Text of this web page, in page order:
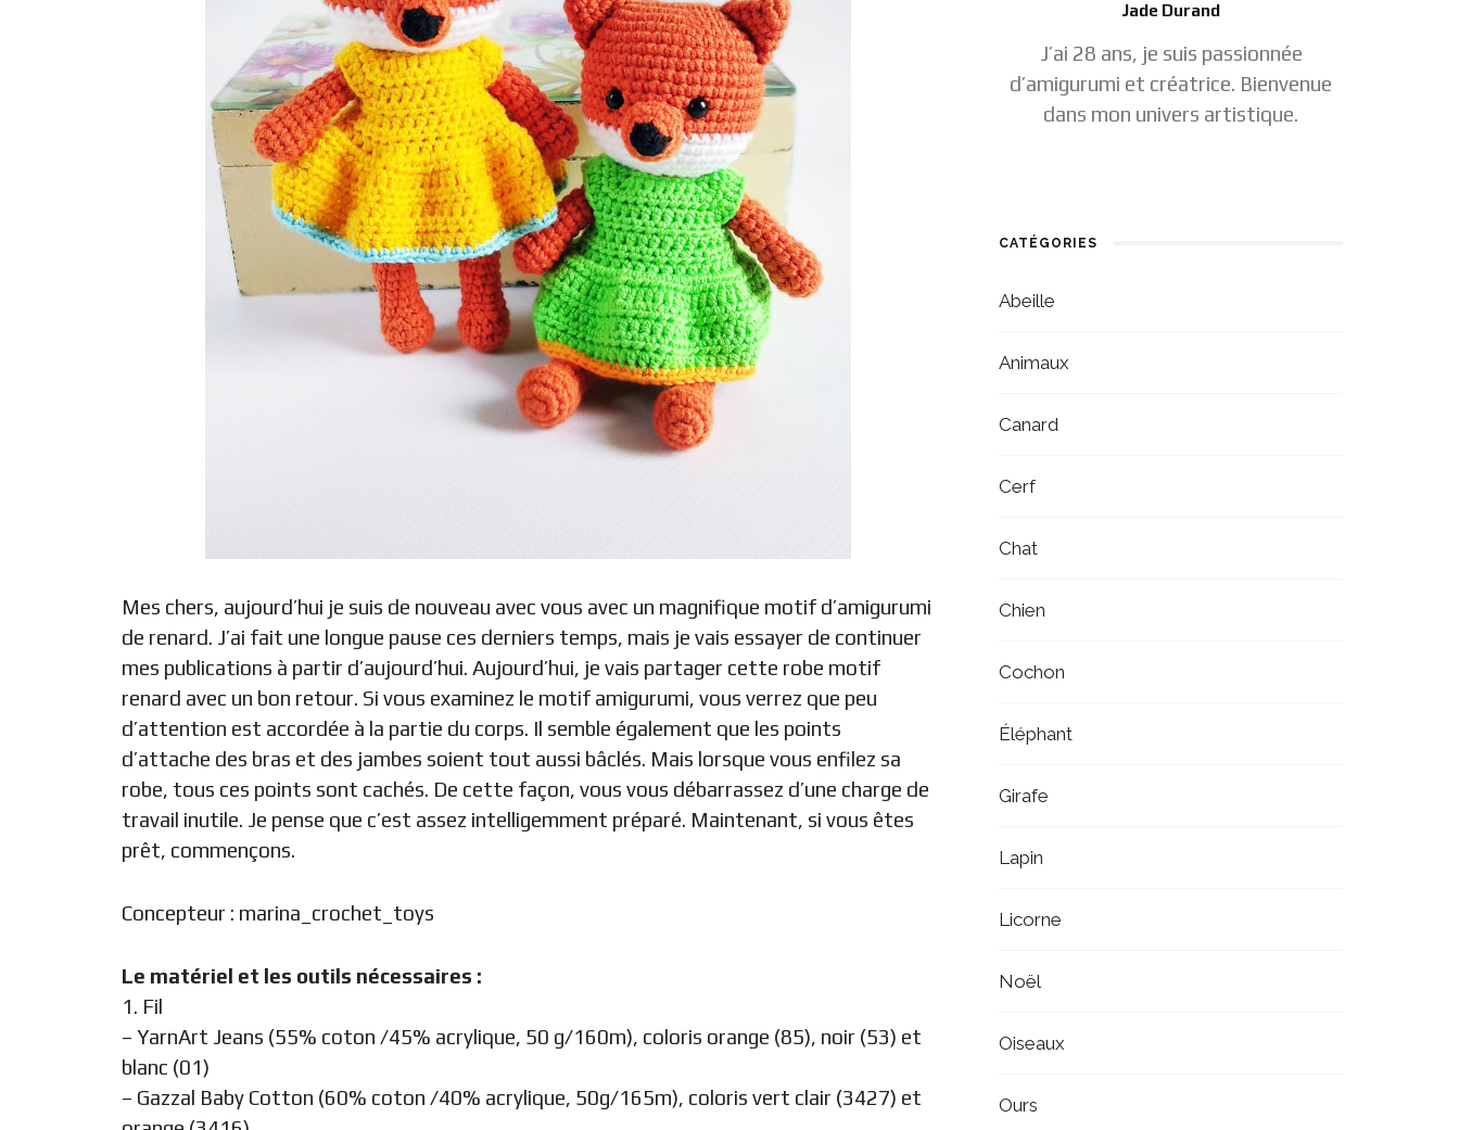
Mes chers, aujourd’hui je suis de nouveau avec vous avec un magnifique motif d’amigurumi
de renard. J’ai fait une longue pause ces derniers temps, mais je vais essayer de continuer
mes publications à partir d’aujourd’hui. Aujourd’hui, je vais partager cette robe motif
renard avec un bon retour. Si vous examinez le motif amigurumi, vous verrez que peu
d’attention est accordée à la partie du corps. Il semble également que les points
d’attache des bras et des jambes soient tout aussi bâclés. Mais lorsque vous enfilez sa
robe, tous ces points sont cachés. De cette façon, vous vous débarrassez d’une charge de
travail inutile. Je pense que c’est assez intelligemment préparé. Maintenant, si vous êtes
prêt, commençons.
Concepteur : marina_crochet_toys
Le matériel et les outils nécessaires :
1. Fil
– YarnArt Jeans (55% coton /45% acrylique, 50 g/160m), coloris orange (85), noir (53) et
blanc (01)
– Gazzal Baby Cotton (60% coton /40% acrylique, 50g/165m), coloris vert clair (3427) et
Jade Durand
J’ai 28 ans, je suis passionnée
d’amigurumi et créatrice. Bienvenue
dans mon univers artistique.
CATÉGORIES
Abeille
Animaux
Canard
Cerf
Chat
Chien
Cochon
Éléphant
Girafe
Lapin
Licorne
Noël
Oiseaux
Ours